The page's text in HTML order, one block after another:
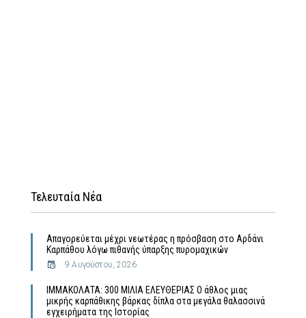
Τελευταία Νέα
Απαγορεύεται μέχρι νεωτέρας η πρόσβαση στο Αρδάνι
Καρπάθου λόγω πιθανής ύπαρξης πυρομαχικών
9 Αυγούστου, 2026
ΙΜΜΑΚΟΛΑΤΑ: 300 ΜΙΛΙΑ ΕΛΕΥΘΕΡΙΑΣ Ο άθλος μιας
μικρής καρπάθικης βάρκας δίπλα στα μεγάλα θαλασσινά
εγχειρήματα της Ιστορίας